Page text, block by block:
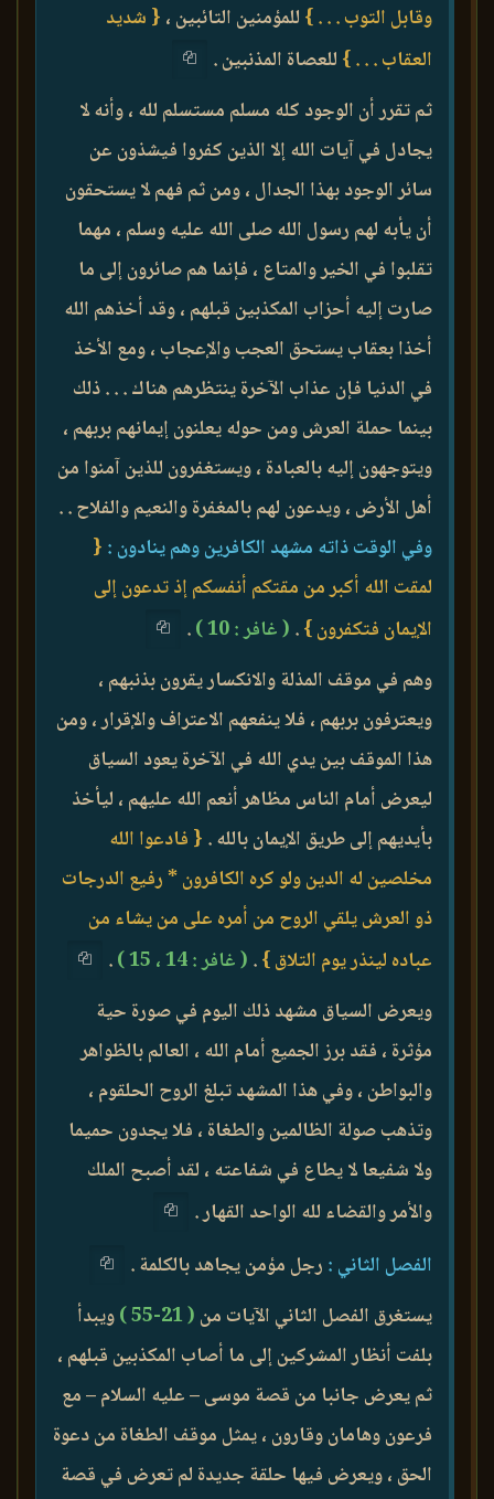
وقابل التوب . . . } للمؤمنين التائبين ، { شديد
العقاب . . . } للعصاة المذنبين .
ثم تقرر أن الوجود كله مسلم مستسلم لله ، وأنه لا
يجادل في آيات الله إلا الذين كفروا فيشذون عن
سائر الوجود بهذا الجدال ، ومن ثم فهم لا يستحقون
أن يأبه لهم رسول الله صلى الله عليه وسلم ، مهما
تقلبوا في الخير والمتاع ، فإنما هم صائرون إلى ما
صارت إليه أحزاب المكذبين قبلهم ، وقد أخذهم الله
أخذا بعقاب يستحق العجب والإعجاب ، ومع الأخذ
في الدنيا فإن عذاب الآخرة ينتظرهم هناك . . . ذلك
بينما حملة العرش ومن حوله يعلنون إيمانهم بربهم ،
ويتوجهون إليه بالعبادة ، ويستغفرون للذين آمنوا من
أهل الأرض ، ويدعون لهم بالمغفرة والنعيم والفلاح . .
وفي الوقت ذاته مشهد الكافرين وهم ينادون : {
لمقت الله أكبر من مقتكم أنفسكم إذ تدعون إلى
الإيمان فتكفرون }. ( غافر : 10 )
.
وهم في موقف المذلة والانكسار يقرون بذنبهم ،
ويعترفون بربهم ، فلا ينفعهم الاعتراف والإقرار ، ومن
هذا الموقف بين يدي الله في الآخرة يعود السياق
ليعرض أمام الناس مظاهر أنعم الله عليهم ، ليأخذ
بأيديهم إلى طريق الإيمان بالله . { فادعوا الله
مخلصين له الدين ولو كره الكافرون * رفيع الدرجات
ذو العرش يلقي الروح من أمره على من يشاء من
عباده لينذر يوم التلاق }. ( غافر : 14 ، 15 )
.
ويعرض السياق مشهد ذلك اليوم في صورة حية
مؤثرة ، فقد برز الجميع أمام الله ، العالم بالظواهر
والبواطن ، وفي هذا المشهد تبلغ الروح الحلقوم ،
وتذهب صولة الظالمين والطغاة ، فلا يجدون حميما
ولا شفيعا لا يطاع في شفاعته ، لقد أصبح الملك
والأمر والقضاء لله الواحد القهار .
الفصل الثاني : رجل مؤمن يجاهد بالكلمة .
يستغرق الفصل الثاني الآيات من ( 21-55 )
ويبدأ
بلفت أنظار المشركين إلى ما أصاب المكذبين قبلهم ،
ثم يعرض جانبا من قصة موسى – عليه السلام – مع
فرعون وهامان وقارون ، يمثل موقف الطغاة من دعوة
الحق ، ويعرض فيها حلقة جديدة لم تعرض في قصة